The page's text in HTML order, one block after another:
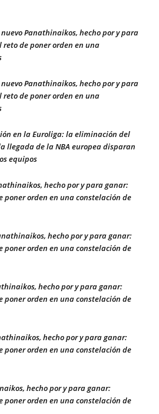
nuevo Panathinaikos, hecho por y para
de poner orden en una
nuevo Panathinaikos, hecho por y para
de poner orden en una
en la Euroliga: la eliminación del
llegada de la NBA europea disparan
equipos
hecho por y para ganar:
poner orden en una constelación de
hecho por y para ganar:
poner orden en una constelación de
hecho por y para ganar:
poner orden en una constelación de
hecho por y para ganar:
poner orden en una constelación de
hecho por y para ganar:
poner orden en una constelación de